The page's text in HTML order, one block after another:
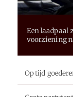
Een laadpaal
voorziening
Op tijd